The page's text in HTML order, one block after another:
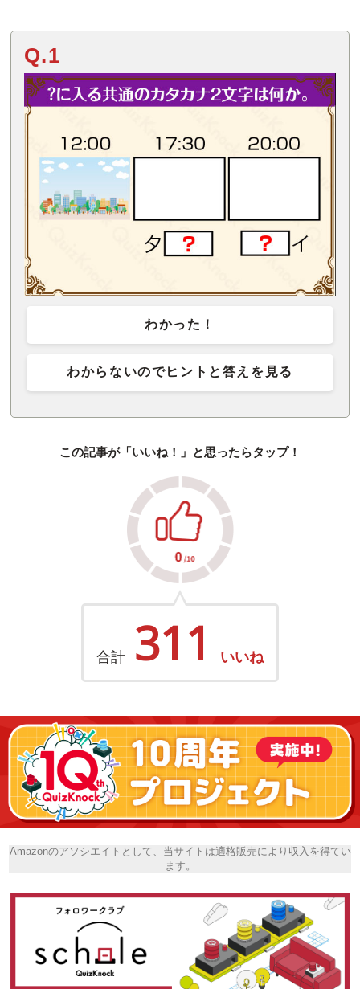
Q.1
わかった！
わからないのでヒントと答えを見る
この記事が「いいね！」と思ったらタップ！
合計 311 いいね
Amazonのアソシエイトとして、当サイトは適格販売により収入を得てい
ます。